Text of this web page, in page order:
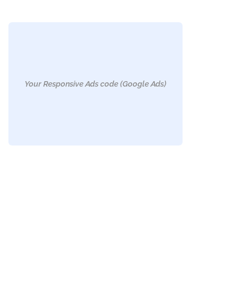
Your Responsive Ads code (Google Ads)